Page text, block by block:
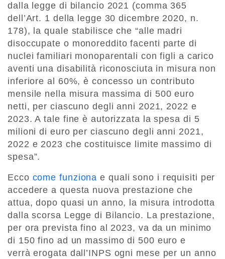
dalla legge di bilancio 2021 (comma 365
dell’Art. 1 della legge 30 dicembre 2020, n.
178), la quale stabilisce che “alle madri
disoccupate o monoreddito facenti parte di
nuclei familiari monoparentali con figli a carico
aventi una disabilità riconosciuta in misura non
inferiore al 60%, è concesso un contributo
mensile nella misura massima di 500 euro
netti, per ciascuno degli anni 2021, 2022 e
2023. A tale fine è autorizzata la spesa di 5
milioni di euro per ciascuno degli anni 2021,
2022 e 2023 che costituisce limite massimo di
spesa”.
Ecco come funziona e quali sono i requisiti per
accedere a questa nuova prestazione che
attua, dopo quasi un anno, la misura introdotta
dalla scorsa Legge di Bilancio. La prestazione,
per ora prevista fino al 2023, va da un minimo
di 150 fino ad un massimo di 500 euro e
verrà erogata dall’INPS ogni mese per un anno